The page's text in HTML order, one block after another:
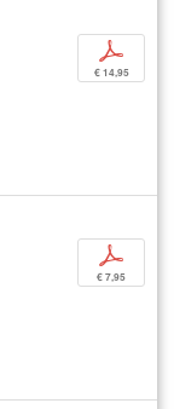
p
€ 14,95
p
€ 7,95